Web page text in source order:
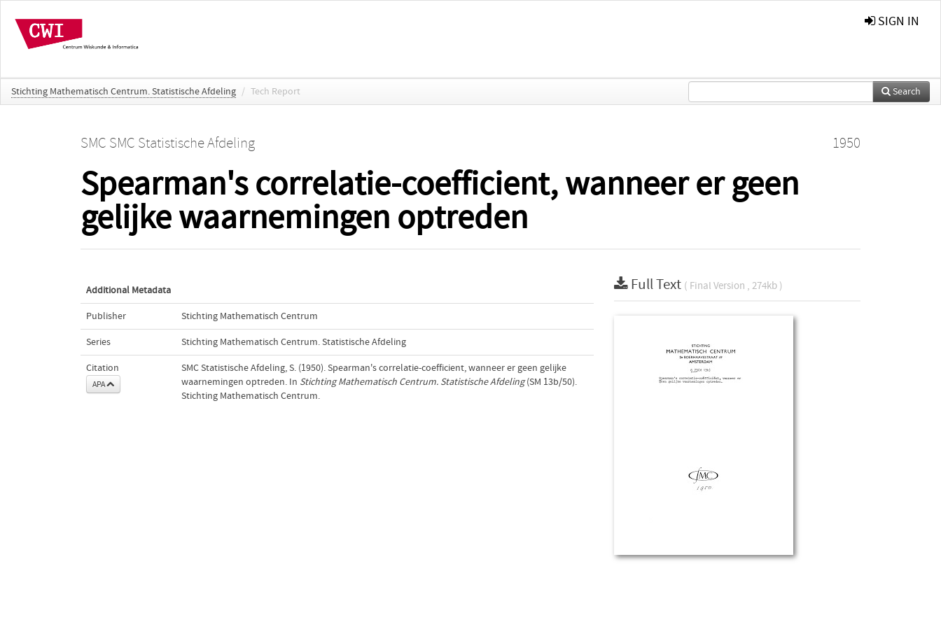
SIGN IN
Stichting Mathematisch Centrum. Statistische Afdeling / Tech Report Search
SMC SMC Statistische Afdeling 1950
Spearman's correlatie-coefficient, wanneer er geen
gelijke waarnemingen optreden
Additional Metadata
Publisher Stichting Mathematisch Centrum
Series Stichting Mathematisch Centrum. Statistische Afdeling
Citation
APA
SMC Statistische Afdeling, S. (1950). Spearman's correlatie-coefficient, wanneer er geen gelijke
waarnemingen optreden. In Stichting Mathematisch Centrum. Statistische Afdeling(SM 13b/50).
Stichting Mathematisch Centrum.
Full Text ( Final Version , 274kb )